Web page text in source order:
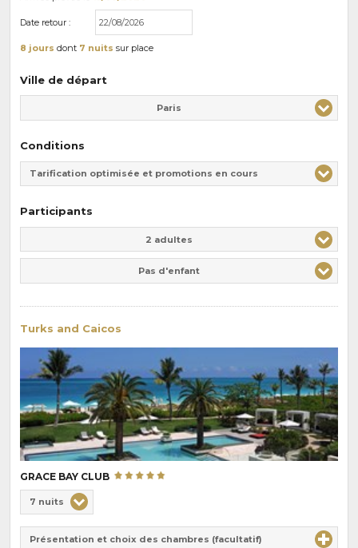
Date retour :
8 jours dont 7 nuits sur place
Ville de départ
Paris
Conditions
Tarification optimisée et promotions en cours
Participants
2 adultes
Pas d'enfant
Turks and Caicos
GRACE BAY CLUB
de
Durée
7 nuits
Présentation et choix des chambres (facultatif)